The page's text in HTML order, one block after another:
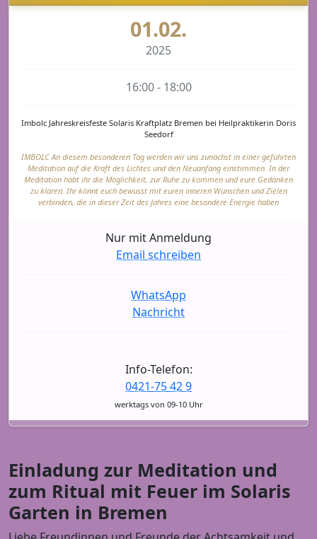
01.02.
2025
16:00 - 18:00
Imbolc Jahreskreisfeste Solaris Kraftplatz Bremen bei Heilpraktikerin Doris
Seedorf
IMBOLC An diesem besonderen Tag werden wir uns zunächst in einer geführten
Meditation auf die Kraft des Lichtes und den Neuanfang einstimmen. In der
Meditation habt ihr die Möglichkeit, zur Ruhe zu kommen und eure Gedanken
zu klären. Ihr könnt euch bewusst mit euren inneren Wünschen und Zielen
verbinden, die in dieser Zeit des Jahres eine besondere Energie haben
Nur mit Anmeldung
Email schreiben
WhatsApp
Nachricht
Info-Telefon:
0421-75 42 9
werktags von 09-10 Uhr
Einladung zur Meditation und
zum Ritual mit Feuer im Solaris
Garten in Bremen